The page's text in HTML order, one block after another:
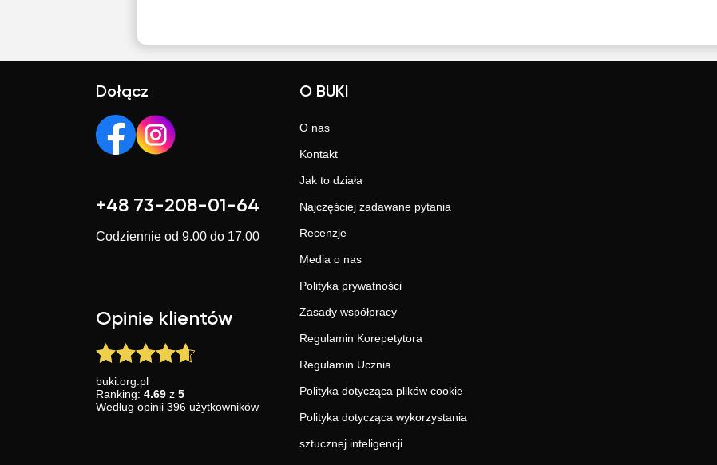
Dołącz
+48 73-208-01-64
Codziennie od 9.00 do 17.00
Opinie klientów
buki.org.pl
Ranking: 4.69 z 5
Według opinii 396 użytkowników
O BUKI
O nas
Kontakt
Jak to działa
Najczęściej zadawane pytania
Recenzje
Media o nas
Polityka prywatności
Zasady współpracy
Regulamin Korepetytora
Regulamin Ucznia
Polityka dotycząca plików cookie
Polityka dotycząca wykorzystania
sztucznej inteligencji